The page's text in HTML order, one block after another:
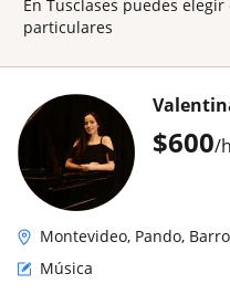
En Tusclases puedes
particulares
$600/h
Montevideo, Pando,
Música